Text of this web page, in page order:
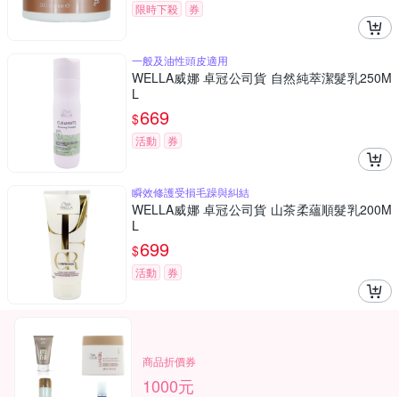
限時下殺
券
一般及油性頭皮適用
WELLA威娜 卓冠公司貨 自然純萃潔髮乳250M
L
$669
活動 券
瞬效修護受損毛躁與糾結
WELLA威娜 卓冠公司貨 山茶柔蘊順髮乳200M
L
$699
活動 券
商品折價券
1000元